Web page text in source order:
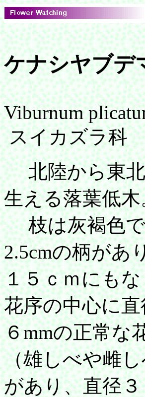
ケナシヤブデ
Viburnum
スイカズラ科
北陸から東北
生える落葉低木
枝は灰褐色で
2.5cmの柄があ
１５ｃｍにも
花序の中心に
６mmの正常な
（雄しべや雌
があり、直径